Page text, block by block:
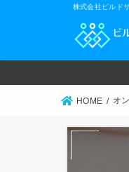
株式会社ビルド
HOME オ